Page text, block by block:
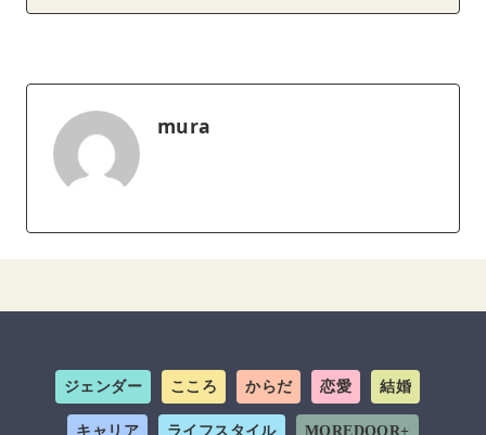
mura
ジェンダー こころ からだ 恋愛 結婚
キャリア ライフスタイル MOREDOOR+